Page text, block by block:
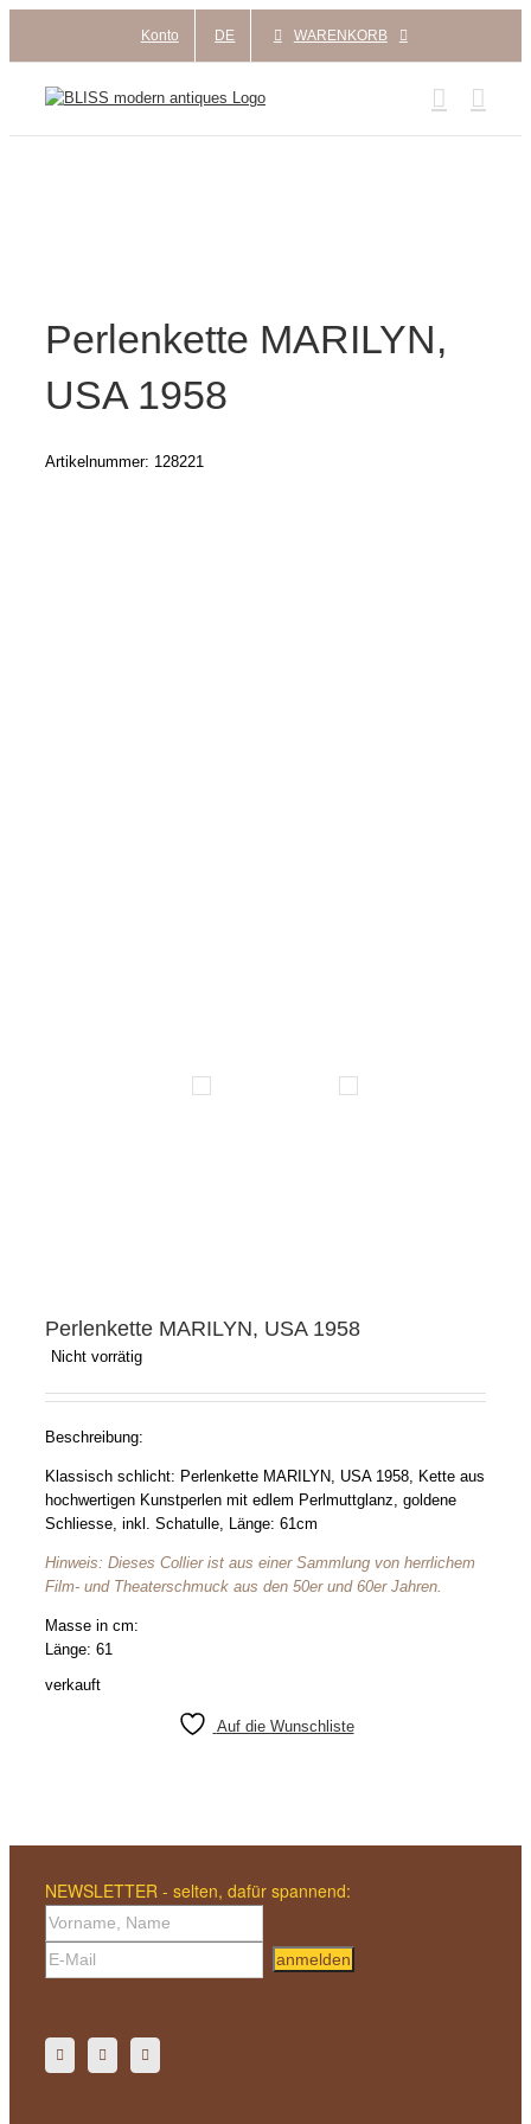
springen
Konto DE WARENKORB
Perlenkette MARILYN,
USA 1958
Artikelnummer: 128221
Perlenkette MARILYN, USA 1958
Nicht vorrätig
Beschreibung:
Klassisch schlicht: Perlenkette MARILYN, USA 1958, Kette aus
hochwertigen Kunstperlen mit edlem Perlmuttglanz, goldene
Schliesse, inkl. Schatulle, Länge: 61cm
Hinweis: Dieses Collier ist aus einer Sammlung von herrlichem
Film- und Theaterschmuck aus den 50er und 60er Jahren.
Masse in cm:
Länge: 61
verkauft
Auf die Wunschliste
NEWSLETTER - selten, dafür spannend:
anmelden